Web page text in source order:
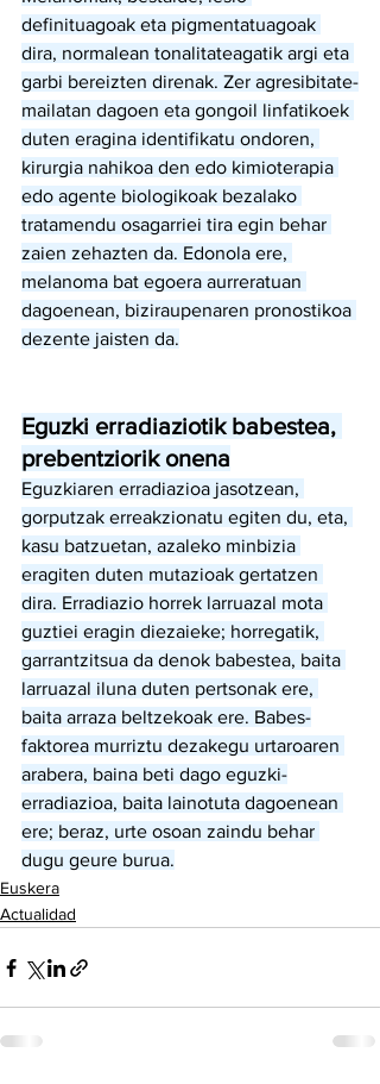
definituagoak eta pigmentatuagoak
dira, normalean tonalitateagatik argi eta
garbi bereizten direnak. Zer agresibitate-
mailatan dagoen eta gongoil linfatikoek
duten eragina identifikatu ondoren,
kirurgia nahikoa den edo kimioterapia
edo agente biologikoak bezalako
tratamendu osagarriei tira egin behar
zaien zehazten da. Edonola ere,
melanoma bat egoera aurreratuan
dagoenean, biziraupenaren pronostikoa
dezente jaisten da.
Eguzki erradiaziotik babestea,
prebentziorik onena
Eguzkiaren erradiazioa jasotzean,
gorputzak erreakzionatu egiten du, eta,
kasu batzuetan, azaleko minbizia
eragiten duten mutazioak gertatzen
dira. Erradiazio horrek larruazal mota
guztiei eragin diezaieke; horregatik,
garrantzitsua da denok babestea, baita
larruazal iluna duten pertsonak ere,
baita arraza beltzekoak ere. Babes-
faktorea murriztu dezakegu urtaroaren
arabera, baina beti dago eguzki-
erradiazioa, baita lainotuta dagoenean
ere; beraz, urte osoan zaindu behar
dugu geure burua.
Euskera
Actualidad